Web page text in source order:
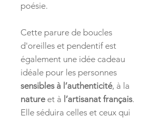
poésie.
Cette parure de boucles
d'oreilles et pendentif est
également une idée cadeau
idéale pour les personnes
sensibles à l’authenticité, à la
nature et à l’artisanat français.
Elle séduira celles et ceux qui